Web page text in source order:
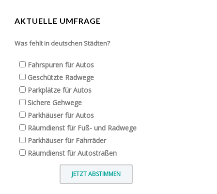
AKTUELLE UMFRAGE
Was fehlt in deutschen Städten?
Fahrspuren für Autos
Geschützte Radwege
Parkplätze für Autos
Sichere Gehwege
Parkhäuser für Autos
Räumdienst für Fuß- und Radwege
Parkhäuser für Fahrräder
Räumdienst für Autostraßen